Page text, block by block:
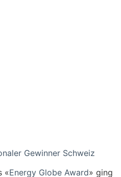
Gewinner Schweiz
«Energy Globe Award» ging